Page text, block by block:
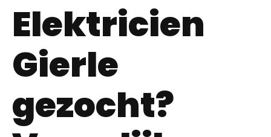
Elektricien
Gierle
gezocht?